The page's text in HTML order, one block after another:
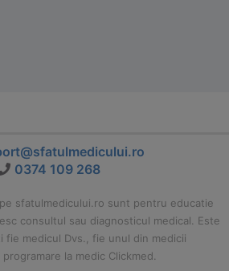
0374 109 268
sfatulmedicului.ro sunt pentru educatie
consultul sau diagnosticul medical. Este
fie medicul Dvs., fie unul din medicii
la medic Clickmed.